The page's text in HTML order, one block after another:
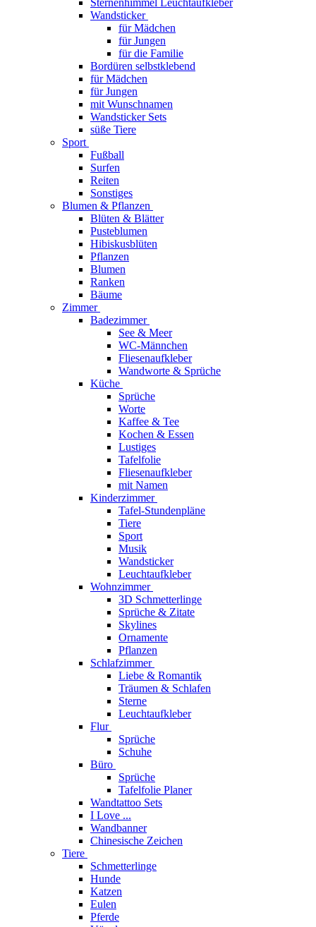
Sternenhimmel Leuchtaufkleber
Wandsticker
für Mädchen
für Jungen
für die Familie
Bordüren selbstklebend
für Mädchen
für Jungen
mit Wunschnamen
Wandsticker Sets
süße Tiere
Sport
Fußball
Surfen
Reiten
Sonstiges
Blumen & Pflanzen
Blüten & Blätter
Pusteblumen
Hibiskusblüten
Pflanzen
Blumen
Ranken
Bäume
Zimmer
Badezimmer
See & Meer
WC-Männchen
Fliesenaufkleber
Wandworte & Sprüche
Küche
Sprüche
Worte
Kaffee & Tee
Kochen & Essen
Lustiges
Tafelfolie
Fliesenaufkleber
mit Namen
Kinderzimmer
Tafel-Stundenpläne
Tiere
Sport
Musik
Wandsticker
Leuchtaufkleber
Wohnzimmer
3D Schmetterlinge
Sprüche & Zitate
Skylines
Ornamente
Pflanzen
Schlafzimmer
Liebe & Romantik
Träumen & Schlafen
Sterne
Leuchtaufkleber
Flur
Sprüche
Schuhe
Büro
Sprüche
Tafelfolie Planer
Wandtattoo Sets
I Love ...
Wandbanner
Chinesische Zeichen
Tiere
Schmetterlinge
Hunde
Katzen
Eulen
Pferde